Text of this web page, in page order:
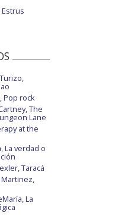
Estrus
Pop rock
The
Lane
at the
La verdad o
Taracá
La